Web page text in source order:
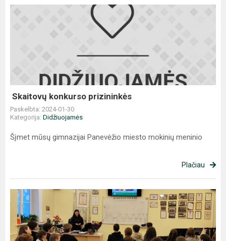
Skaitovų
Skaitovų konkurso prizininkės
Paskelbta: 2024-01-30
Kategorija: Didžiuojamės
Šįmet mūsų gimnazijai Panevėžio miesto mokinių meninio
Plačiau
Susitikimas
su
bendruomenės
pareigūne